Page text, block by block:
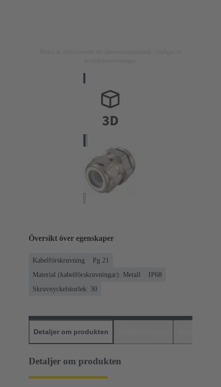
Översikt över egenskaper
Kabelförskruvning
Pg 21
Material (kabelförskruvningar): Metall
IP68
Skruvnyckelstorlek: 30
Detaljer om produkten
Detaljer om produkten